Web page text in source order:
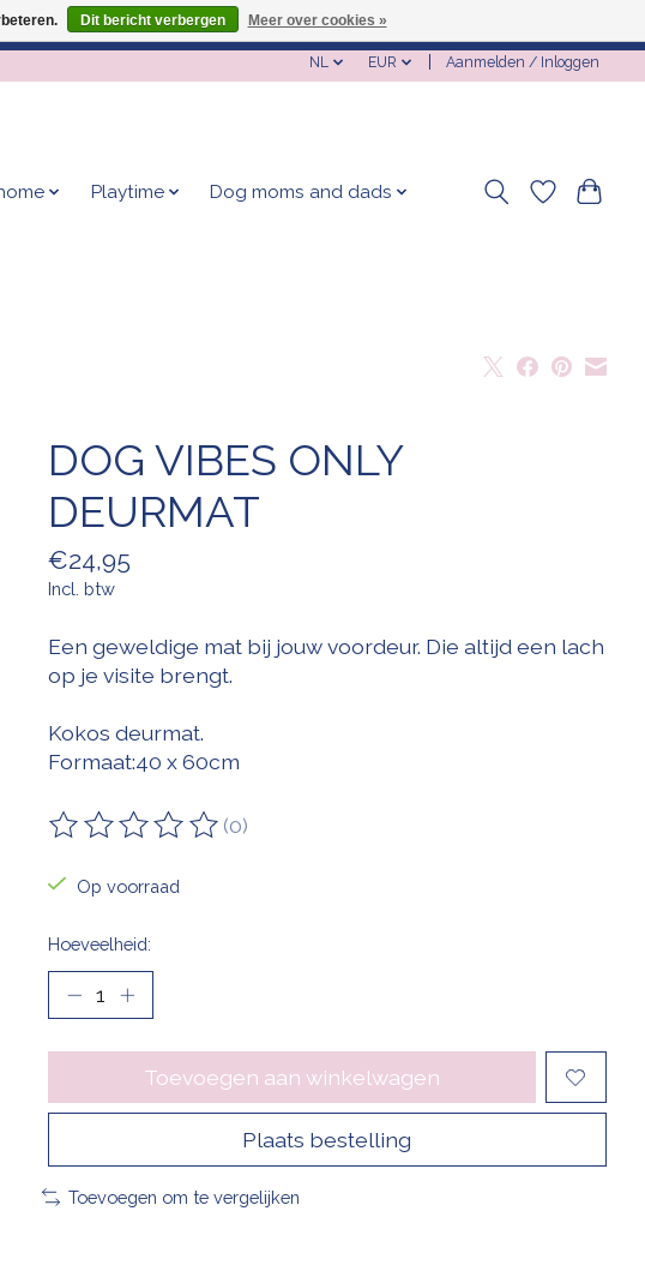
NL EUR Aanmelden / Inloggen
Playtime Dog moms and dads
DOG VIBES ONLY
DEURMAT
€24,95
Incl. btw
Een geweldige mat bij jouw voordeur. Die altijd een lach
op je visite brengt.
Kokos deurmat.
Formaat:40 x 60cm
De beoordeling van dit product is
(0)
Op voorraad
Hoeveelheid:
Toevoegen aan winkelwagen
Plaats bestelling
Toevoegen om te vergelijken
Dit bericht verbergen Meer over cookies »
zijn!